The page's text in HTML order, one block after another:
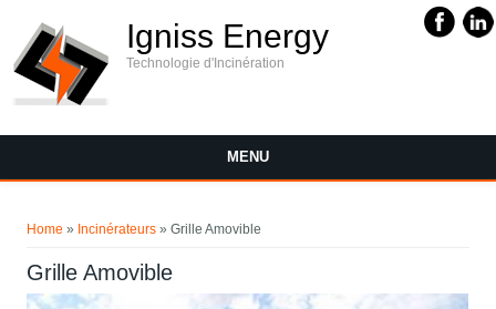
Igniss Energy
Technologie d'Incinération
MENU
Home » Incinérateurs » Grille Amovible
Grille Amovible